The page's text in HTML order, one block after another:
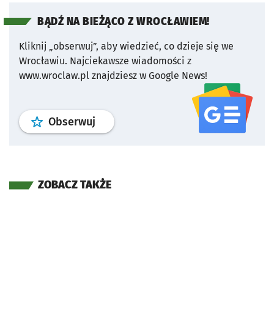
BĄDŹ NA BIEŻĄCO Z WROCŁAWIEM!
Kliknij „obserwuj”, aby wiedzieć, co dzieje się we
Wrocławiu. Najciekawsze wiadomości z
www.wroclaw.pl znajdziesz w Google News!
Obserwuj profil serwisu
ZOBACZ TAKŻE